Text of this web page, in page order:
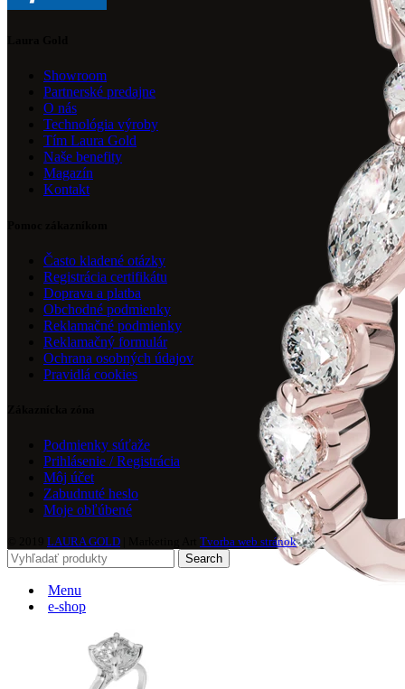
Showroom
Partnerské predajne
O nás
Technológia výroby
Tím Laura Gold
Naše benefity
Magazín
Kontakt
Často kladené otázky
Registrácia certifikátu
Doprava a platba
Obchodné podmienky
Reklamačné podmienky
Reklamačný formulár
Ochrana osobných údajov
Pravidlá cookies
Podmienky súťaže
Prihlásenie / Registrácia
Môj účet
Zabudnuté heslo
Moje obľúbené
LAURA GOLD
Tvorba web stránok
Search
Menu
e-shop